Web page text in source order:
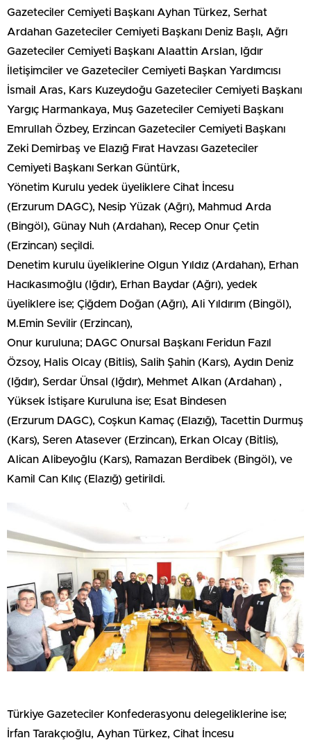
Gazeteciler Cemiyeti Başkanı Ayhan Türkez, Serhat
Ardahan Gazeteciler Cemiyeti Başkanı Deniz Başlı, Ağrı
Gazeteciler Cemiyeti Başkanı Alaattin Arslan, Iğdır
İletişimciler ve Gazeteciler Cemiyeti Başkan Yardımcısı
İsmail Aras, Kars Kuzeydoğu Gazeteciler Cemiyeti Başkanı
Yargıç Harmankaya, Muş Gazeteciler Cemiyeti Başkanı
Emrullah Özbey, Erzincan Gazeteciler Cemiyeti Başkanı
Zeki Demirbaş ve Elazığ Fırat Havzası Gazeteciler
Cemiyeti Başkanı Serkan Güntürk,
Yönetim Kurulu yedek üyeliklere Cihat İncesu
(Erzurum DAGC), Nesip Yüzak (Ağrı), Mahmud Arda
(Bingöl), Günay Nuh (Ardahan), Recep Onur Çetin
(Erzincan) seçildi.
Denetim kurulu üyeliklerine Olgun Yıldız (Ardahan), Erhan
Hacıkasımoğlu (Iğdır), Erhan Baydar (Ağrı), yedek
üyeliklere ise; Çiğdem Doğan (Ağrı), Ali Yıldırım (Bingöl),
M.Emin Sevilir (Erzincan),
Onur kuruluna; DAGC Onursal Başkanı Feridun Fazıl
Özsoy, Halis Olcay (Bitlis), Salih Şahin (Kars), Aydın Deniz
(Iğdır), Serdar Ünsal (Iğdır), Mehmet Alkan (Ardahan) ,
Yüksek İstişare Kuruluna ise; Esat Bindesen
(Erzurum DAGC), Coşkun Kamaç (Elazığ), Tacettin Durmuş
(Kars), Seren Atasever (Erzincan), Erkan Olcay (Bitlis),
Alican Alibeyoğlu (Kars), Ramazan Berdibek (Bingöl), ve
Kamil Can Kılıç (Elazığ) getirildi.
Türkiye Gazeteciler Konfederasyonu delegeliklerine ise;
İrfan Tarakçıoğlu, Ayhan Türkez, Cihat İncesu